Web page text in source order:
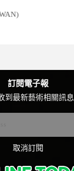
訂閱電子報
到最新藝術相關訊息
取消訂閱